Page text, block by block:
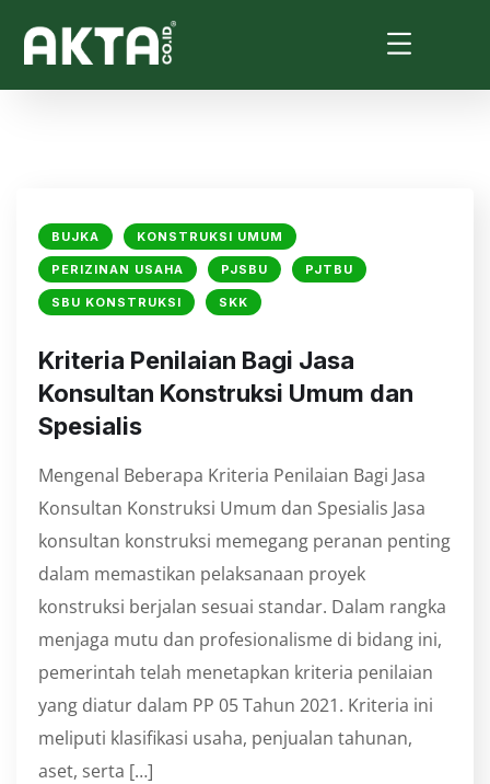
BUJKA KONSTRUKSI UMUM
PERIZINAN USAHA PJSBU PJTBU
SBU KONSTRUKSI SKK
⁠Kriteria Penilaian Bagi Jasa
Konsultan Konstruksi Umum dan
Spesialis
Mengenal Beberapa Kriteria Penilaian Bagi Jasa
Konsultan Konstruksi Umum dan Spesialis Jasa
konsultan konstruksi memegang peranan penting
dalam memastikan pelaksanaan proyek
konstruksi berjalan sesuai standar. Dalam rangka
menjaga mutu dan profesionalisme di bidang ini,
pemerintah telah menetapkan kriteria penilaian
yang diatur dalam PP 05 Tahun 2021. Kriteria ini
meliputi klasifikasi usaha, penjualan tahunan,
aset, serta […]